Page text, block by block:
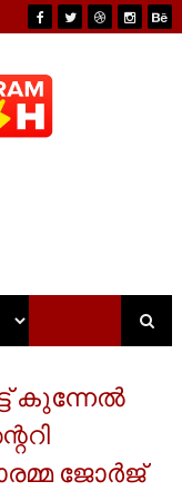
കുന്നേൽ
ജോർജ്